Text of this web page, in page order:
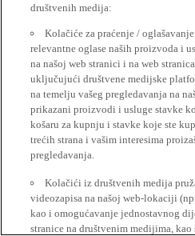
društvenih medija:
Kolačiće za praćenje /
relevantne oglase naših proizvoda i
na našoj web stranici i na web
uključujući društvene medijske
na temelju vašeg pregledavanja na
prikazani proizvodi i usluge stavke
košaru za kupnju i stavke koje ste
trećih strana i vašim interesima
pregledavanja.
Kolačići iz društvenih medija
videozapisa na našoj web-lokaciji
kao i omogućavanje jednostavnog
stranice na društvenim medijima, kao